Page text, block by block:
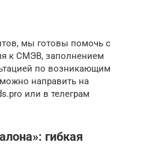
мы готовы помочь с
к СМЭВ, заполнением
по возникающим
направить на
или в телеграм
гибкая